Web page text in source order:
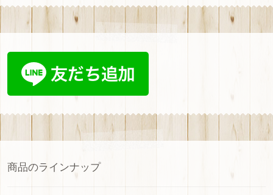
ce
b
oo
k
a
gr
a
m
T
u
b
e
C
h
a
n
n
商品のラインナップ